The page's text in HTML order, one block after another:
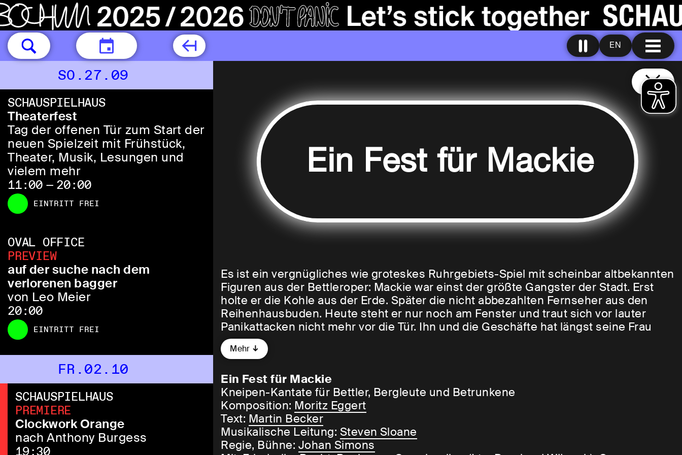
EN
HEUTE
SO.27.09
SCHAUSPIELHAUS
Theaterfest
Tag der offenen Tür zum Start der
neuen Spielzeit mit Frühstück,
Theater, Musik, Lesungen und
vielem mehr
11:00 — 20:00
EINTRITT FREI
OVAL OFFICE
PREVIEW
auf der suche nach dem
verlorenen bagger
von Leo Meier
20:00
EINTRITT FREI
FR.02.10
SCHAUSPIELHAUS
PREMIERE
Clockwork Orange
nach Anthony Burgess
19:30
Ein Fest für Mackie
Es ist ein vergnügliches wie groteskes Ruhrgebiets-Spiel mit scheinbar altbekannten
Figuren aus der Bettleroper: Mackie war einst der größte Gangster der Stadt. Erst
holte er die Kohle aus der Erde. Später die nicht abbezahlten Fernseher aus den
Reihenhausbuden. Heute steht er nur noch am Fenster und traut sich vor lauter
Panikattacken nicht mehr vor die Tür. Ihn und die Geschäfte hat längst seine Frau
Polly im Griff.
eine Kneipenkantate soll es geben – sogar der Pianist sitzt schon bereit. Das
Ehepaar Peachum, das von den guten schlechten Zeiten träumt und seine Tochter
Polly immer noch dafür hasst, ihnen diesen Taugenichts Mackie als Schwiegersohn
beschert zu haben, ist für die Feierlichkeiten gerüstet. Aber müssten die Gäste nicht
schon längst da sein? Wo ist der vermaledeite Mackie, der unbedingt die
Eröffnungsansprache halten will? Wo bleiben die verfluchten hundert Menschen, mit
Mehr
Ein Fest für Mackie
Kneipen-Kantate für Bettler, Bergleute und Betrunkene
Komposition: Moritz Eggert
Text: Martin Becker
Musikalische Leitung: Steven Sloane
Regie, Bühne: Johan Simons